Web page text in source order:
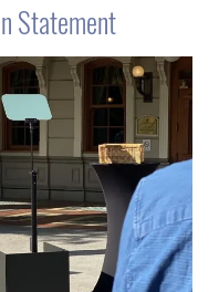
Statement